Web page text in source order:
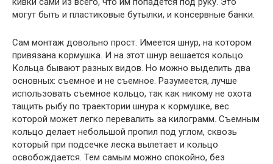
могут быть и пластиковые бутылки, и консервные банки.
Сам монтаж довольно прост. Имеется шнур, на котором
привязана кормушка. И на этот шнур вешается кольцо.
Кольца бывают разных видов. Но можно выделить два
основных: съемное и не съемное. Разумеется, лучше
использовать съемное кольцо, так как никому не охота
тащить рыбу по траектории шнура к кормушке, вес
которой может легко перевалить за килограмм. Съемным
кольцо делает небольшой пропил под углом, сквозь
который при подсечке леска вылетает и кольцо
освобождается. Тем самым можно спокойно, без